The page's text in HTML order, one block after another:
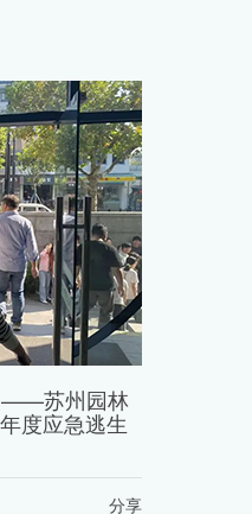
——苏州园林
度应急逃生
分享